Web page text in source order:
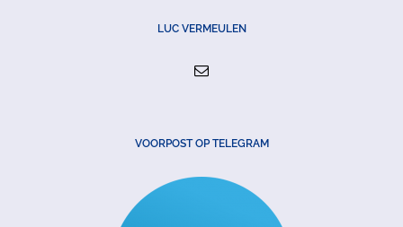
LUC VERMEULEN
VOORPOST OP TELEGRAM